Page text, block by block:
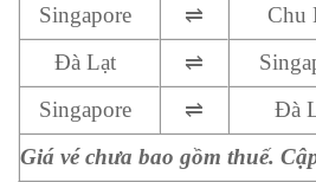
Singapore
⇌ Chu
Đà Lạt
⇌
Singapore
⇌ Đà
Giá vé chưa bao gồm thuế.